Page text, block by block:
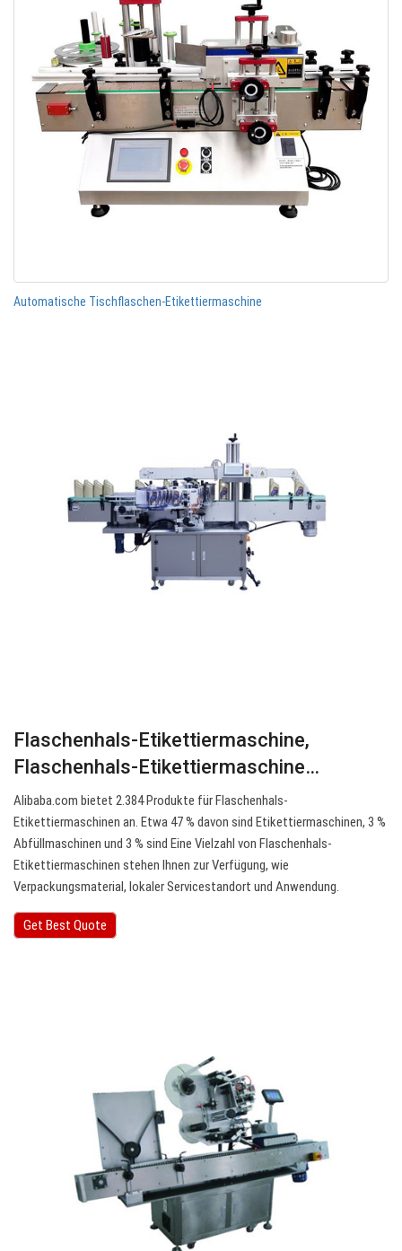
Automatische Tischflaschen-Etikettiermaschine
Flaschenhals-Etikettiermaschine,
Flaschenhals-Etikettiermaschine…
Alibaba.com bietet 2.384 Produkte für Flaschenhals-
Etikettiermaschinen an. Etwa 47 % davon sind Etikettiermaschinen, 3 %
Abfüllmaschinen und 3 % sind Eine Vielzahl von Flaschenhals-
Etikettiermaschinen stehen Ihnen zur Verfügung, wie
Verpackungsmaterial, lokaler Servicestandort und Anwendung.
Get Best Quote